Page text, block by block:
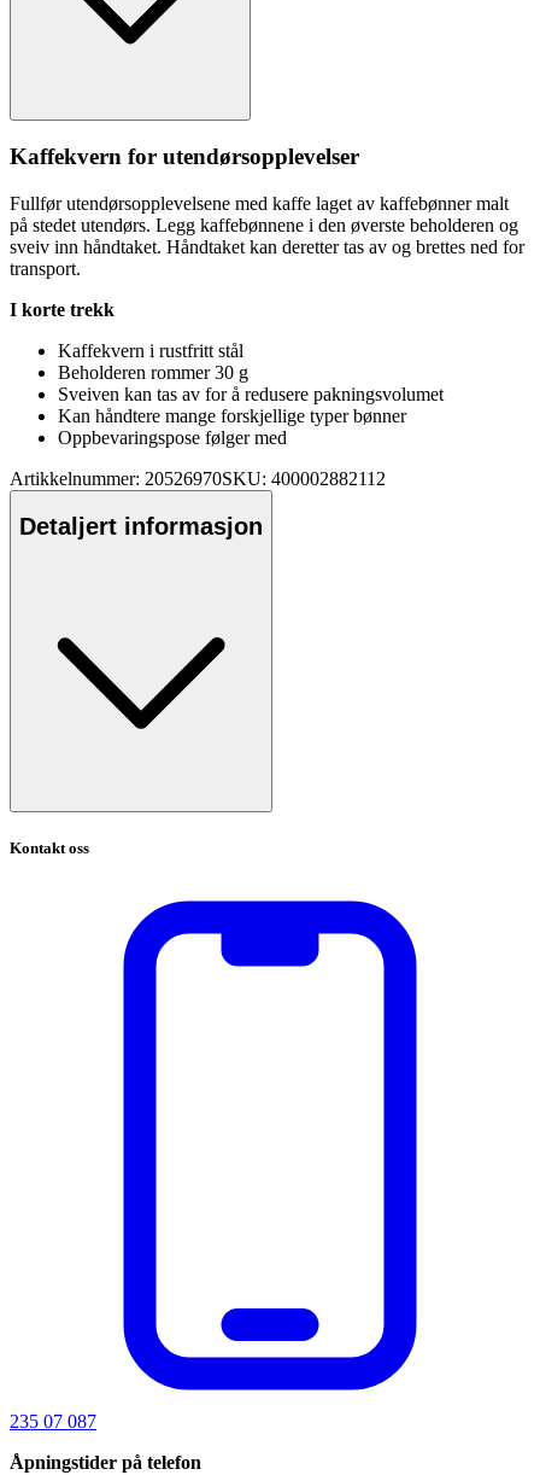
Kaffekvern for utendørsopplevelser
Fullfør utendørsopplevelsene med kaffe laget av kaffebønner malt
på stedet utendørs. Legg kaffebønnene i den øverste beholderen og
sveiv inn håndtaket. Håndtaket kan deretter tas av og brettes ned for
transport.
I korte trekk
Kaffekvern i rustfritt stål
Beholderen rommer 30 g
Sveiven kan tas av for å redusere pakningsvolumet
Kan håndtere mange forskjellige typer bønner
Oppbevaringspose følger med
Artikkelnummer: 20526970SKU: 400002882112
Detaljert informasjon
Kontakt oss
235 07 087
Åpningstider på telefon